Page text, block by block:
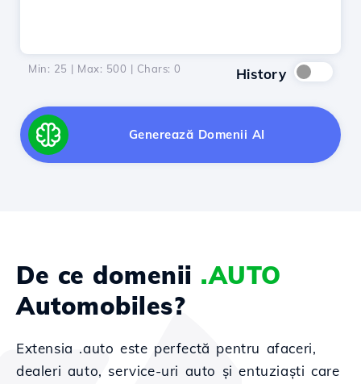
Min: 25 | Max: 500 | Chars: 0 History
Generează Domenii AI
De ce domenii .AUTO
Automobiles?
Extensia .auto este perfectă pentru afaceri,
dealeri auto, service-uri auto și entuziaști care